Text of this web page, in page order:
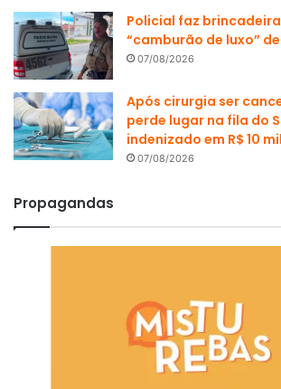
Policial faz
“camburão de luxo”
07/08/2026
Após cirurgia ser
perde lugar na fila do
indenizado em R$ 10
07/08/2026
Propagandas